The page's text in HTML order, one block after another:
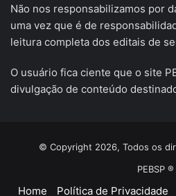
Não nos responsabilizamos por
uma vez que é de
leitura completa dos editais de
O usuário fica ciente que o site
divulgação de conteúdo
© Copyright 2026, Todos os
PEBSP ®
Home Política de Privacidade